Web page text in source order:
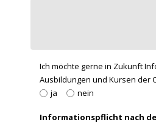
Ich möchte gerne in Zukunft
Ausbildungen und Kursen der
ja
nein
Informationspflicht nach